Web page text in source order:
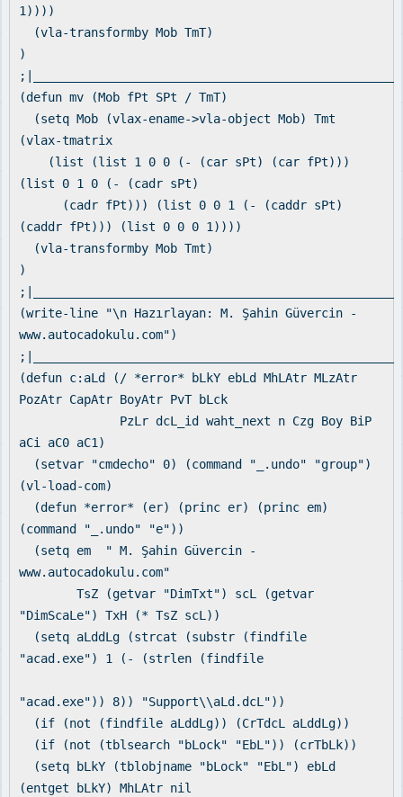
1))))
(vla-transformby Mob TmT)
)
(defun mv (Mob fPt SPt / TmT)
(setq Mob (vlax-ename->vla-object Mob) Tmt
(vlax-tmatrix
(list (list 1 0 0 (- (car sPt) (car fPt)))
(list 0 1 0 (- (cadr sPt)
(cadr fPt))) (list 0 0 1 (- (caddr sPt)
(caddr fPt))) (list 0 0 0 1))))
(vla-transformby Mob Tmt)
)
(write-line "\n Hazırlayan: M. Şahin Güvercin -
www.autocadokulu.com")
(defun c:aLd (/ *error* bLkY ebLd MhLAtr MLzAtr
PozAtr CapAtr BoyAtr PvT bLck
PzLr dcL_id waht_next n Czg Boy BiP
aCi aC0 aC1)
(setvar "cmdecho" 0) (command "_.undo" "group")
(vl-load-com)
(defun *error* (er) (princ er) (princ em)
(command "_.undo" "e"))
(setq em " M. Şahin Güvercin -
www.autocadokulu.com"
TsZ (getvar "DimTxt") scL (getvar
"DimScaLe") TxH (* TsZ scL))
(setq aLddLg (strcat (substr (findfile
"acad.exe") 1 (- (strlen (findfile
"acad.exe")) 8)) "Support\\aLd.dcL"))
(if (not (findfile aLddLg)) (CrTdcL aLddLg))
(if (not (tblsearch "bLock" "EbL")) (crTbLk))
(setq bLkY (tblobjname "bLock" "EbL") ebLd
(entget bLkY) MhLAtr nil